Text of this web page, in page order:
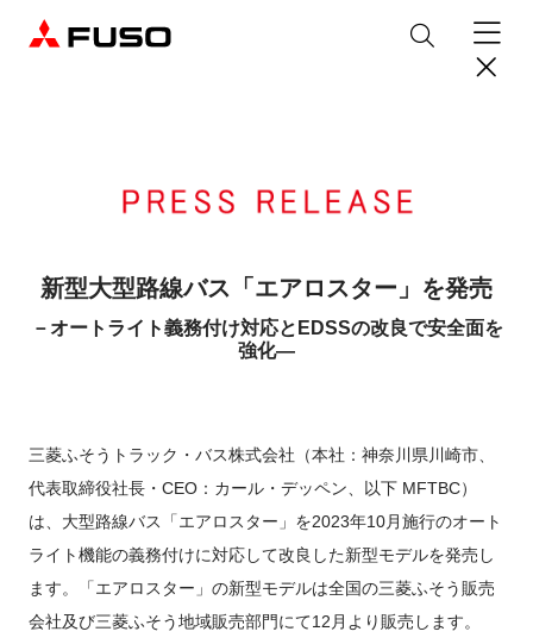
Canter EX
小型トラック
Fighter（販売終了モデ
ル）
Rosa
小型バス
Aero Queen/Ace
大型バス
産業用エンジン
産業用エンジン
全製品
中古車
クイックリンク
ボディビルダーポータルサイト
中古車
テレマティクスソリューション
パーツ＆アクセサリー
ふそうバリューパーツ
純正アクセサリー
純正油脂ケミカル
純正メンテナンス・車検・点検
FUSO VALUE
材料調査・分析サービス
ふそうの高品質調査 マテリアルラボ
三菱ふそう_ショップ
レスキューマニュアル・電池の回収・リサイクル
プライバシーポリシー
DTFSA: 社員等個人情報の取扱いについて
反社会的勢力に対する基本方針
商品案内
FUSOパワーリース
FUSOマイレージリース
FUSOリース
FUSOリース カスタマーサポート
ニュースリリース
企業からのお知らせ
お客様へのお知らせ
採用情報
新型大型路線バス「エアロスター」を発売
－オートライト義務付け対応とEDSSの改良で安全面を
強化―
三菱ふそうトラック・バス株式会社（本社：神奈川県川崎市、
代表取締役社長・CEO：カール・デッペン、以下 MFTBC）
は、大型路線バス「エアロスター」を2023年10月施行のオート
ライト機能の義務付けに対応して改良した新型モデルを発売し
ます。「エアロスター」の新型モデルは全国の三菱ふそう販売
会社及び三菱ふそう地域販売部門にて12月より販売します。